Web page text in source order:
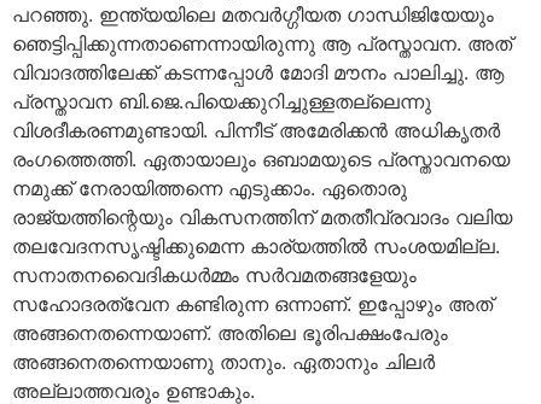
പറഞ്ഞു. ഇന്ത്യയിലെ മതവര്‍ഗ്ഗീയത ഗാന്ധിജിയേയും
ഞെട്ടിപ്പിക്കുന്നതാണെന്നായിരുന്നു ആ പ്രസ്താവന. അത്
വിവാദത്തിലേക്ക് കടന്നപ്പോള്‍ മോദി മൗനം പാലിച്ചു. ആ
പ്രസ്താവന ബി.ജെ.പിയെക്കുറിച്ചുള്ളതല്ലെന്നു
വിശദീകരണമുണ്ടായി. പിന്നീട് അമേരിക്കന്‍ അധികൃതര്‍
രംഗത്തെത്തി. ഏതായാലും ഒബാമയുടെ പ്രസ്താവനയെ
നമുക്ക് നേരായിത്തന്നെ എടുക്കാം. ഏതൊരു
രാജ്യത്തിന്റെയും വികസനത്തിന് മതതീവ്രവാദം വലിയ
തലവേദനസൃഷ്ടിക്കുമെന്ന കാര്യത്തില്‍ സംശയമില്ല.
സനാതനവൈദികധര്‍മ്മം സര്‍വമതങ്ങളേയും
സഹോദരത്വേന കണ്ടിരുന്ന ഒന്നാണ്. ഇപ്പോഴും അത്
അങ്ങനെതന്നെയാണ്. അതിലെ ഭൂരിപക്ഷംപേരും
അങ്ങനെതന്നെയാണു താനും. ഏതാനും ചിലര്‍
അല്ലാത്തവരും ഉണ്ടാകും.